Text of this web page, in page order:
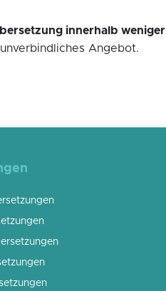
innerhalb weniger
Angebot.